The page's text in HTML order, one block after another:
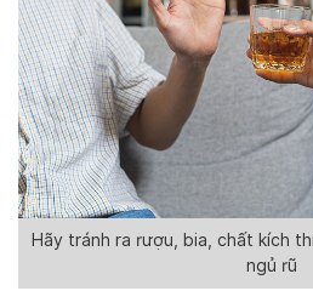
Hãy tránh ra rượu, bia, chất kích
ngủ rũ